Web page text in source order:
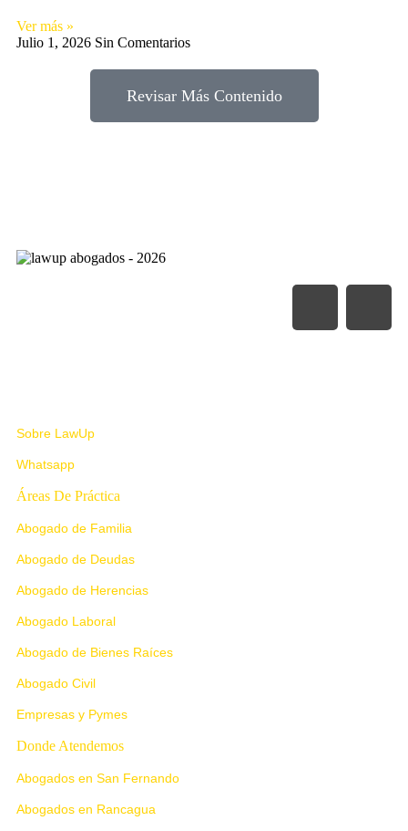
Ver más »
Julio 1, 2026 Sin Comentarios
Revisar Más Contenido
Sobre LawUp
Whatsapp
Áreas De Práctica
Abogado de Familia
Abogado de Deudas
Abogado de Herencias
Abogado Laboral
Abogado de Bienes Raíces
Abogado Civil
Empresas y Pymes
Donde Atendemos
Abogados en San Fernando
Abogados en Rancagua